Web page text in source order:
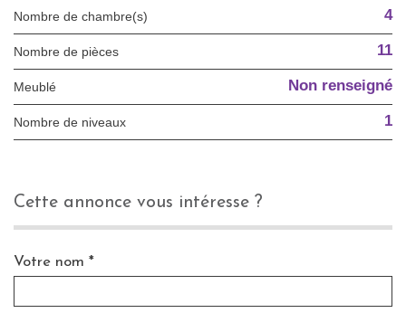
Nombre de chambre(s) 4
Nombre de pièces 11
Meublé Non renseigné
Nombre de niveaux 1
cette annonce vous intéresse ?
Votre nom *